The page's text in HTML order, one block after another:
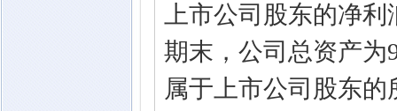
上市公司股东的净
期末，公司总资产为
属于上市公司股东的